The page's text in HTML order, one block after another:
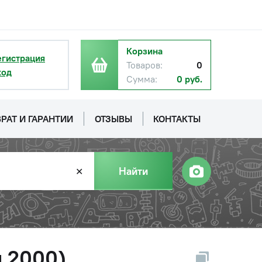
Корзина
Товаров:
0
Сумма:
0 руб.
И ГАРАНТИИ ОТЗЫВЫ КОНТАКТЫ
✕ Найти